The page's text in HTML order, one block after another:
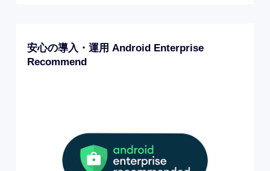
安心の導入・運用 Android Enterprise
Recommend